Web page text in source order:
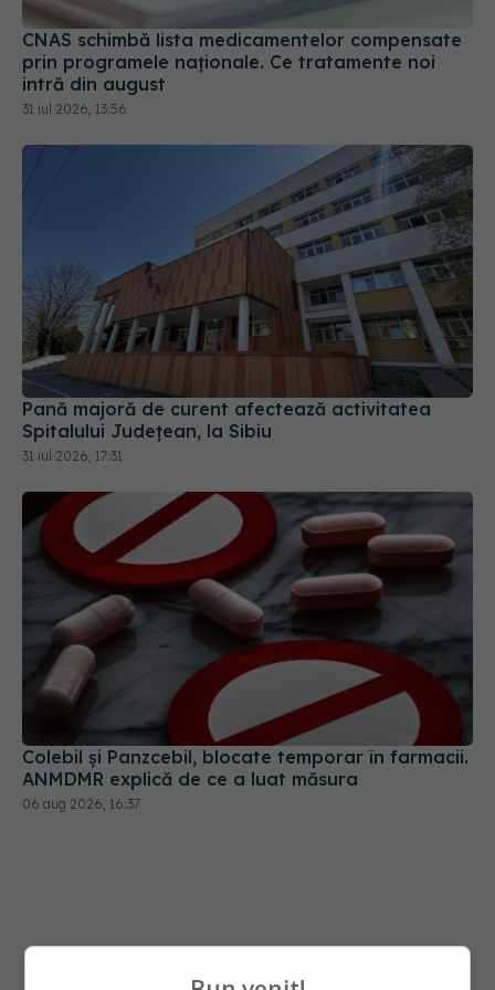
prin programele naționale. Ce tratamente noi
intră din august
31 iul 2026, 13:56
Pană majoră de curent afectează activitatea
Spitalului Județean, la Sibiu
31 iul 2026, 17:31
Colebil și Panzcebil, blocate temporar în farmacii.
ANMDMR explică de ce a luat măsura
06 aug 2026, 16:37